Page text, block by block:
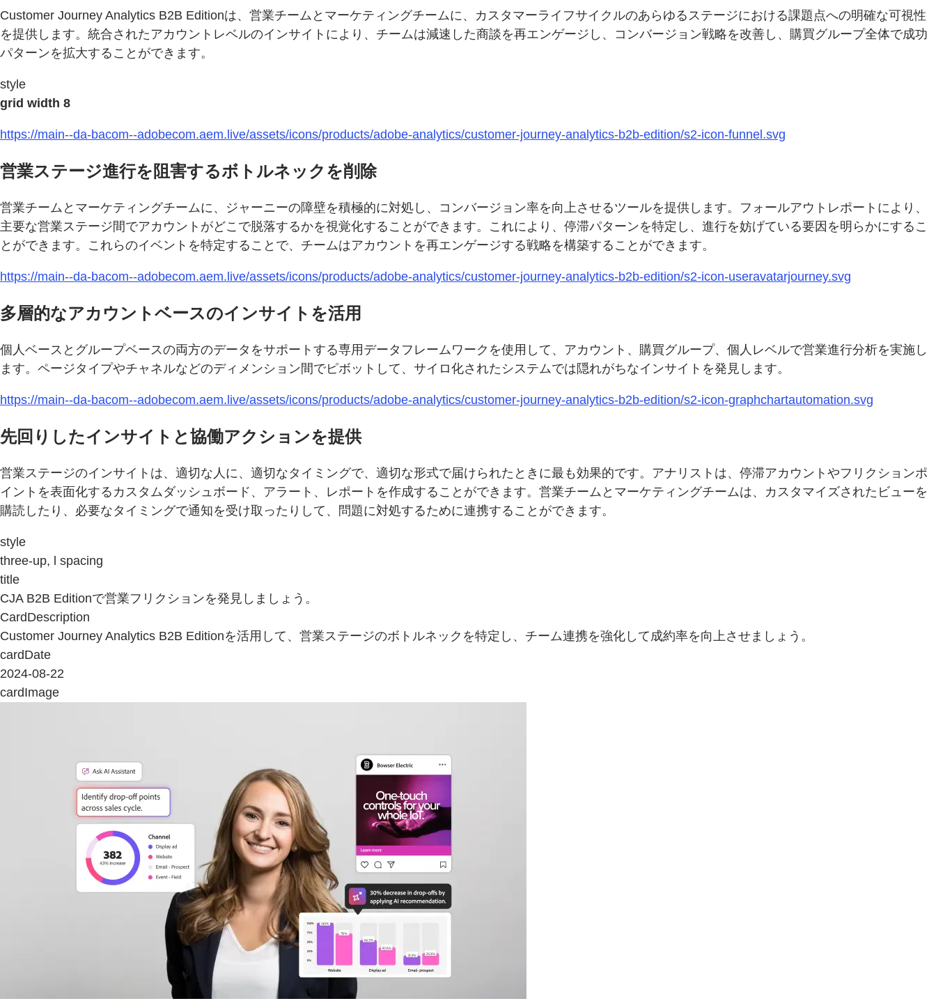
Customer Journey Analytics B2B Editionは、営業チームとマーケティングチームに、カスタマーライフサイクルのあらゆるステージにおける課題点への明確な可視性
を提供します。統合されたアカウントレベルのインサイトにより、チームは減速した商談を再エンゲージし、コンバージョン戦略を改善し、購買グループ全体で成功
パターンを拡大することができます。
style
grid width 8
https://main--da-bacom--adobecom.aem.live/assets/icons/products/adobe-analytics/customer-journey-analytics-b2b-edition/s2-icon-funnel.svg
営業ステージ進行を阻害するボトルネックを削除
営業チームとマーケティングチームに、ジャーニーの障壁を積極的に対処し、コンバージョン率を向上させるツールを提供します。フォールアウトレポートにより、
主要な営業ステージ間でアカウントがどこで脱落するかを視覚化することができます。これにより、停滞パターンを特定し、進行を妨げている要因を明らかにするこ
とができます。これらのイベントを特定することで、チームはアカウントを再エンゲージする戦略を構築することができます。
https://main--da-bacom--adobecom.aem.live/assets/icons/products/adobe-analytics/customer-journey-analytics-b2b-edition/s2-icon-useravatarjourney.svg
多層的なアカウントベースのインサイトを活用
個人ベースとグループベースの両方のデータをサポートする専用データフレームワークを使用して、アカウント、購買グループ、個人レベルで営業進行分析を実施し
ます。ページタイプやチャネルなどのディメンション間でピボットして、サイロ化されたシステムでは隠れがちなインサイトを発見します。
https://main--da-bacom--adobecom.aem.live/assets/icons/products/adobe-analytics/customer-journey-analytics-b2b-edition/s2-icon-graphchartautomation.svg
先回りしたインサイトと協働アクションを提供
営業ステージのインサイトは、適切な人に、適切なタイミングで、適切な形式で届けられたときに最も効果的です。アナリストは、停滞アカウントやフリクションポ
イントを表面化するカスタムダッシュボード、アラート、レポートを作成することができます。営業チームとマーケティングチームは、カスタマイズされたビューを
購読したり、必要なタイミングで通知を受け取ったりして、問題に対処するために連携することができます。
style
three-up, l spacing
title
CJA B2B Editionで営業フリクションを発見しましょう。
CardDescription
Customer Journey Analytics B2B Editionを活用して、営業ステージのボトルネックを特定し、チーム連携を強化して成約率を向上させましょう。
cardDate
2024-08-22
cardImage